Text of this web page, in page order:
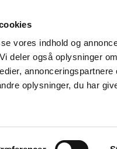
vores indhold og
deler også oplysninger
oplysninger, du har
Tilskud og